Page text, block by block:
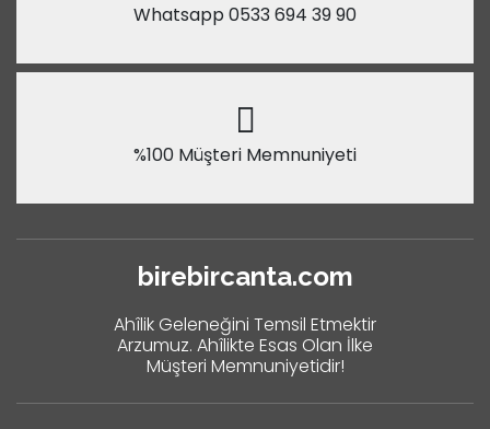
Whatsapp 0533 694 39 90
%100 Müşteri Memnuniyeti
birebircanta.com
Ahîlik Geleneğini Temsil Etmektir
Arzumuz. Ahîlikte Esas Olan İlke
Müşteri Memnuniyetidir!